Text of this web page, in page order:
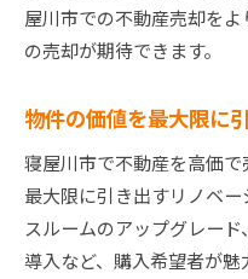
屋川市での不動産売却を
の売却が期待できます。
物件の価値を最大限に
寝屋川市で不動産を高価
最大限に引き出すリノベ
スルームのアップグレー
導入など、購入希望者が